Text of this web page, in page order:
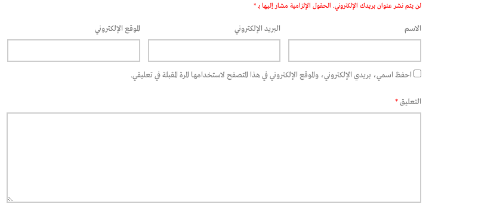
لن يتم نشر عنوان بريدك الإلكتروني. الحقول الإلزامية مشار إليها بـ *
الاسم البريد الإلكتروني الموقع الإلكتروني
احفظ اسمي، بريدي الإلكتروني، والموقع الإلكتروني في هذا المتصفح لاستخدامها المرة المقبلة في تعليقي.
التعليق*